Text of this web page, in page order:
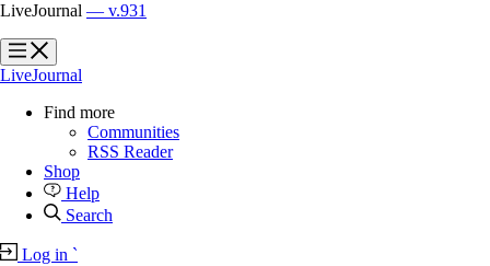
LiveJournal — v.931
?
?
LiveJournal
Find more
Communities
RSS Reader
Shop
Help
Search
Log in `